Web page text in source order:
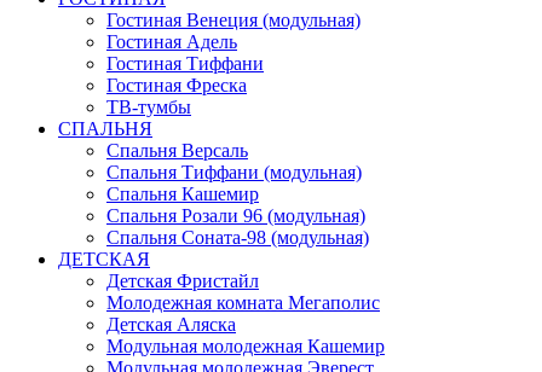
Гостиная Венеция (модульная)
Гостиная Адель
Гостиная Тиффани
Гостиная Фреска
ТВ-тумбы
СПАЛЬНЯ
Спальня Версаль
Спальня Тиффани (модульная)
Спальня Кашемир
Спальня Розали 96 (модульная)
Спальня Соната-98 (модульная)
ДЕТСКАЯ
Детская Фристайл
Молодежная комната Мегаполис
Детская Аляска
Модульная молодежная Кашемир
Модульная молодежная Эверест